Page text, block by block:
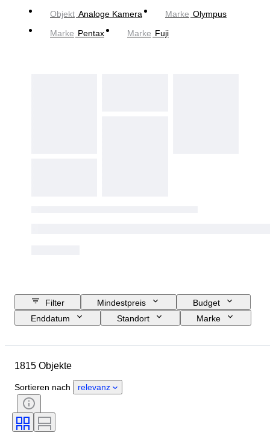
Objekt Analoge Kamera Marke Olympus
Marke Pentax Marke Fuji
Filter Mindestpreis
Budget
Enddatum
Standort
Marke
Thema
Sprache
Objektivanschluss
Art von Videorekorder
Art von Teleskop
1815 Objekte
Sortieren nach relevanz